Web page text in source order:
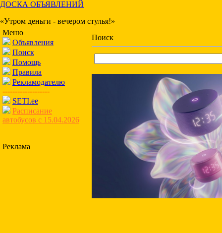
ДОСКА ОБЪЯВЛЕНИЙ
«Утром деньги - вечером стулья!»
Меню
Объявления
Поиск
Помощь
Правила
Рекламодателю
-------------------
SETI.ee
Расписание
автобусов с 15.04.2026
Реклама
Поиск